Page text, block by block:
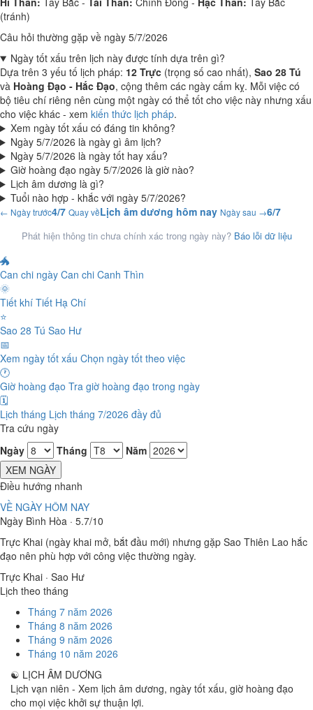
(tránh)
Câu hỏi thường gặp về ngày 5/7/2026
Ngày tốt xấu trên lịch này được tính dựa trên gì?
Dựa trên 3 yếu tố lịch pháp: 12 Trực (trọng số cao nhất), Sao 28 Tú
và Hoàng Đạo - Hắc Đạo, cộng thêm các ngày cấm kỵ. Mỗi việc có
bộ tiêu chí riêng nên cùng một ngày có thể tốt cho việc này nhưng xấu
cho việc khác - xem kiến thức lịch pháp.
Xem ngày tốt xấu có đáng tin không?
Ngày 5/7/2026 là ngày gì âm lịch?
Ngày 5/7/2026 là ngày tốt hay xấu?
Giờ hoàng đạo ngày 5/7/2026 là giờ nào?
Lịch âm dương là gì?
Tuổi nào hợp - khắc với ngày 5/7/2026?
← Ngày trước4/7 Quay vềLịch âm dương hôm nay Ngày sau →6/7
Phát hiện thông tin chưa chính xác trong ngày này? Báo lỗi dữ liệu
🐲
Can chi ngày Can chi Canh Thìn
🌞
Tiết khí Tiết Hạ Chí
⭐
Sao 28 Tú Sao Hư
📅
Xem ngày tốt xấu Chọn ngày tốt theo việc
🕐
Giờ hoàng đạo Tra giờ hoàng đạo trong ngày
🗓️
Lịch tháng Lịch tháng 7/2026 đầy đủ
Tra cứu ngày
Ngày
Tháng
Năm
XEM NGÀY
Điều hướng nhanh
VỀ NGÀY HÔM NAY
Ngày Bình Hòa · 5.7/10
Trực Khai (ngày khai mở, bắt đầu mới) nhưng gặp Sao Thiên Lao hắc
đạo nên phù hợp với công việc thường ngày.
Trực Khai · Sao Hư
Lịch theo tháng
Tháng 7 năm 2026
Tháng 8 năm 2026
Tháng 9 năm 2026
Tháng 10 năm 2026
☯ LỊCH ÂM DƯƠNG
Lịch vạn niên - Xem lịch âm dương, ngày tốt xấu, giờ hoàng đạo
cho mọi việc khởi sự thuận lợi.